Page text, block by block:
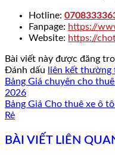
Hotline:
Fanpage: https://
Website: https://
Bài viết này được đăng
Đánh dấu liên kết thường
Bảng Giá chuyên cho
2026
Bảng Giá Cho thuê xe ô
Rẻ
BÀI VIẾT LIÊN